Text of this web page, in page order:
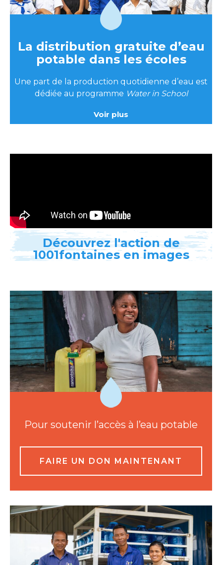
La distribution gratuite d’eau
potable dans les écoles
Une part de la production quotidienne d’eau est
dédiée au programme Water in School
Voir plus
Découvrez l'action de
1001fontaines en images
Pour soutenir l’accès à l’eau potable
FAIRE UN DON MAINTENANT